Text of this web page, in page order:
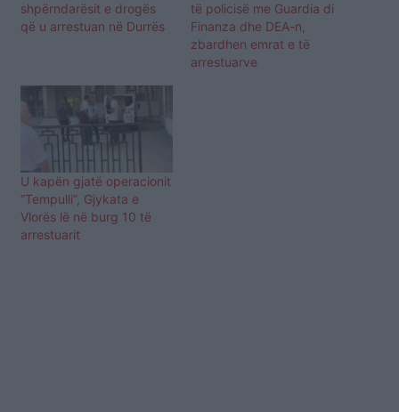
shpërndarësit e drogës
që u arrestuan në Durrës
të policisë me Guardia di
Finanza dhe DEA-n,
zbardhen emrat e të
arrestuarve
U kapën gjatë operacionit
“Tempulli”, Gjykata e
Vlorës lë në burg 10 të
arrestuarit